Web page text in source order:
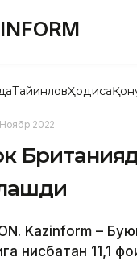
ТайинловҲодиса
Ноябр 2022
Kazinform –
нисбатан 11,1